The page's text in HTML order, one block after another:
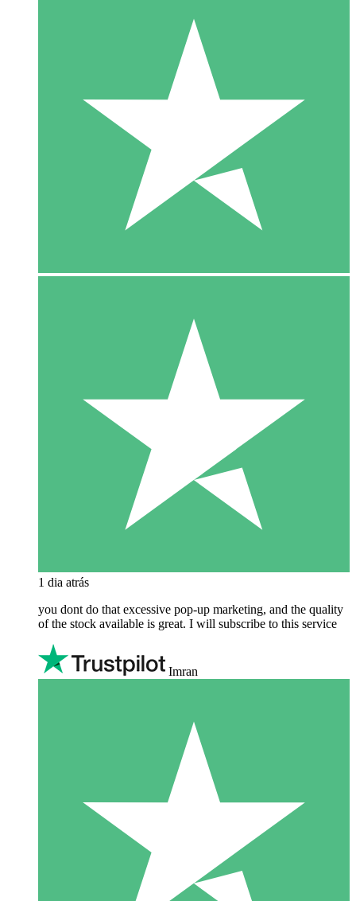
1 dia atrás
you dont do that excessive pop-up marketing, and the quality
of the stock available is great. I will subscribe to this service
Imran